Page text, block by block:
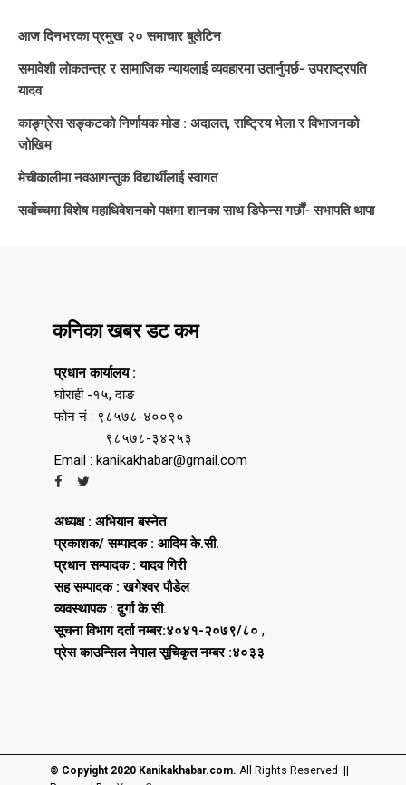
आज दिनभरका प्रमुख २० समाचार बुलेटिन
समावेशी लोकतन्त्र र सामाजिक न्यायलाई व्यवहारमा उतार्नुपर्छ- उपराष्ट्रपति
यादव
काङ्ग्रेस सङ्कटको निर्णायक मोड : अदालत, राष्ट्रिय भेला र विभाजनको
जोखिम
मेचीकालीमा नवआगन्तुक विद्यार्थीलाई स्वागत
सर्वोच्चमा विशेष महाधिवेशनको पक्षमा शानका साथ डिफेन्स गर्छौं- सभापति थापा
कनिका खबर डट कम
प्रधान कार्यालय :
घोराही -१५, दाङ
फोन नं : ९८५७८-४००९०
९८५७८-३४२५३
Email : kanikakhabar@gmail.com
अध्यक्ष : अभियान बस्नेत
प्रकाशक/ सम्पादक : आदिम के.सी.
प्रधान सम्पादक : यादव गिरी
सह सम्पादक : खगेश्वर पौडेल
व्यवस्थापक : दुर्गा के.सी.
सूचना विभाग दर्ता नम्बर:४०४१-२०७९/८० ,
प्रेस काउन्सिल नेपाल सूचिकृत नम्बर :४०३३
© Copyight 2020 Kanikakhabar.com. All Rights Reserved ||